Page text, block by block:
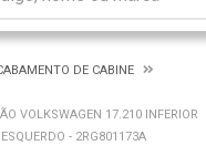
DE CABINE
VOLKSWAGEN 17.210 INFERIOR
- 2RG801173A